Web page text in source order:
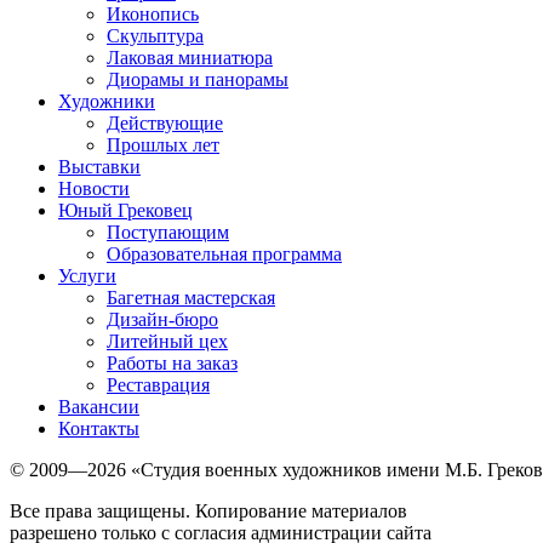
Иконопись
Скульптура
Лаковая миниатюра
Диорамы и панорамы
Художники
Действующие
Прошлых лет
Выставки
Новости
Юный Грековец
Поступающим
Образовательная программа
Услуги
Багетная мастерская
Дизайн-бюро
Литейный цех
Работы на заказ
Реставрация
Вакансии
Контакты
© 2009—2026 «Студия военных художников имени М.Б.
Все права защищены. Копирование материалов
разрешено только с согласия администрации сайта